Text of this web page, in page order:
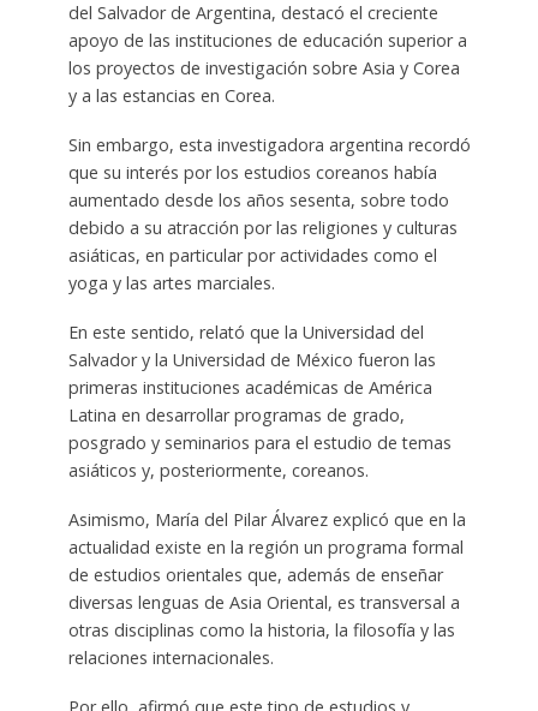
del Salvador de Argentina, destacó el creciente
apoyo de las instituciones de educación superior a
los proyectos de investigación sobre Asia y Corea
y a las estancias en Corea.
Sin embargo, esta investigadora argentina recordó
que su interés por los estudios coreanos había
aumentado desde los años sesenta, sobre todo
debido a su atracción por las religiones y culturas
asiáticas, en particular por actividades como el
yoga y las artes marciales.
En este sentido, relató que la Universidad del
Salvador y la Universidad de México fueron las
primeras instituciones académicas de América
Latina en desarrollar programas de grado,
posgrado y seminarios para el estudio de temas
asiáticos y, posteriormente, coreanos.
Asimismo, María del Pilar Álvarez explicó que en la
actualidad existe en la región un programa formal
de estudios orientales que, además de enseñar
diversas lenguas de Asia Oriental, es transversal a
otras disciplinas como la historia, la filosofía y las
relaciones internacionales.